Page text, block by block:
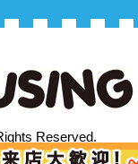
Reserved.